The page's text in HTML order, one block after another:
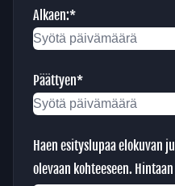
Alkaen:*
PP
slash
KK
slash
VVVV
Päättyen*
PP
Haen esityslupaa elokuvan
olevaan kohteeseen.